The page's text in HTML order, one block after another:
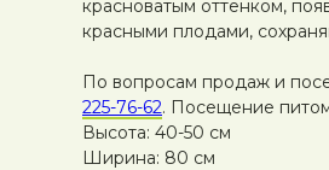
красноватым оттенком,
красными плодами,
По вопросам продаж и
225-76-62. Посещение
Высота: 40-50 см
Ширина: 80 см